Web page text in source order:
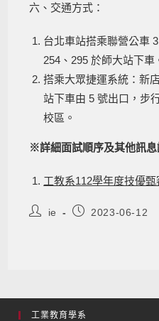
六、交通方式：
台北車站搭乘聯營公車
254、295 於師大站下車
搭乘大眾捷運系統：新
站下車由 5 號出口，步
校區。
※詳細面試順序及其他訊息
工教系112學年度技優
ie 2023-06-12
工業教育學系